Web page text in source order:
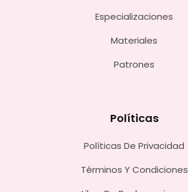
Especializaciones
Materiales
Patrones
Políticas
Políticas De Privacidad
Términos Y Condiciones